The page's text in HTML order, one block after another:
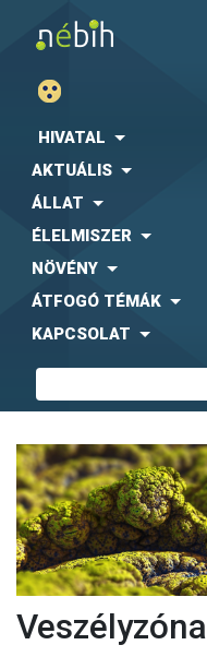
HIVATAL
AKTUÁLIS
ÁLLAT
ÉLELMISZER
NÖVÉNY
ÁTFOGÓ TÉMÁK
KAPCSOLAT
Veszélyzóna